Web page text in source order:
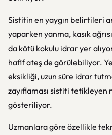
Sistitin en yaygın belirtileri
yaparken yanma, kasık
da kötü kokulu idrar yer
hafif ateş de görülebiliyor.
eksikliği, uzun süre idrar
zayıflaması sistiti tetikleyen
gösteriliyor.
Uzmanlara göre özellikle